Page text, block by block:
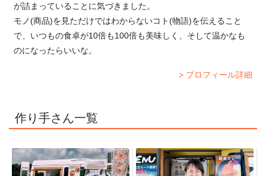
が詰まっていることに気づきました。
モノ(商品)を見ただけではわからないコト(物語)を伝えること
で、いつもの食卓が10倍も100倍も美味しく、そして温かなも
のになったらいいな。
> プロフィール詳細
作り手さん一覧